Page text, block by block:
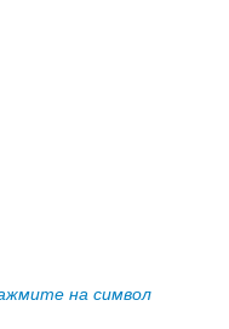
на символ